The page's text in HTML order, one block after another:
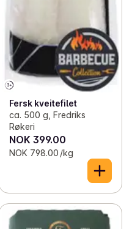
Fersk kveitefilet
ca. 500 g, Fredriks
Røkeri
NOK 399.00
NOK 798.00 /kg